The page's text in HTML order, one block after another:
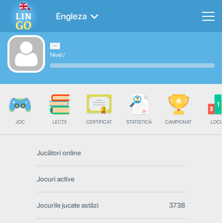
Engleza
Nivel/
JOC LECȚII CERTIFICAT STATISTICĂ CAMPIONAT
Jucători online
Jocuri active
Jocurile jucate astăzi 3738